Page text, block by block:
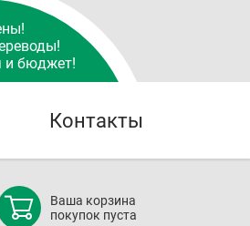
и бюджет!
Контакты
Ваша корзина
покупок пуста